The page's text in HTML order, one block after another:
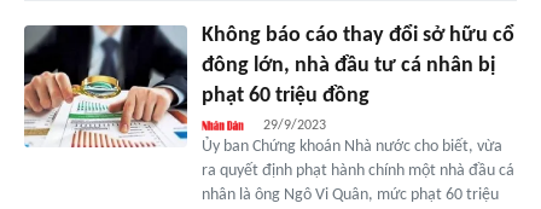
Không báo cáo thay đổi sở hữu cổ
đông lớn, nhà đầu tư cá nhân bị
phạt 60 triệu đồng
29/9/2023
Ủy ban Chứng khoán Nhà nước cho biết, vừa
ra quyết định phạt hành chính một nhà đầu cá
nhân là ông Ngô Vi Quân, mức phạt 60 triệu